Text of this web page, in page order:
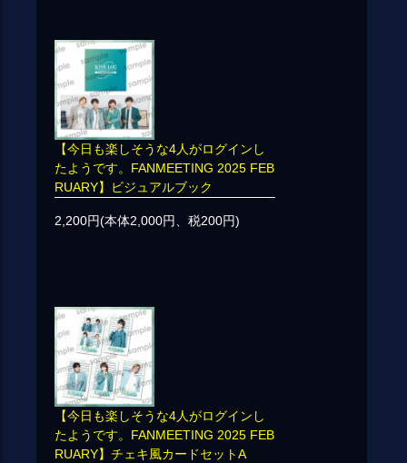
【今日も楽しそうな4人がログインし
たようです。FANMEETING 2025 FEB
RUARY】ビジュアルブック
2,200円(本体2,000円、税200円)
【今日も楽しそうな4人がログインし
たようです。FANMEETING 2025 FEB
RUARY】チェキ風カードセットA